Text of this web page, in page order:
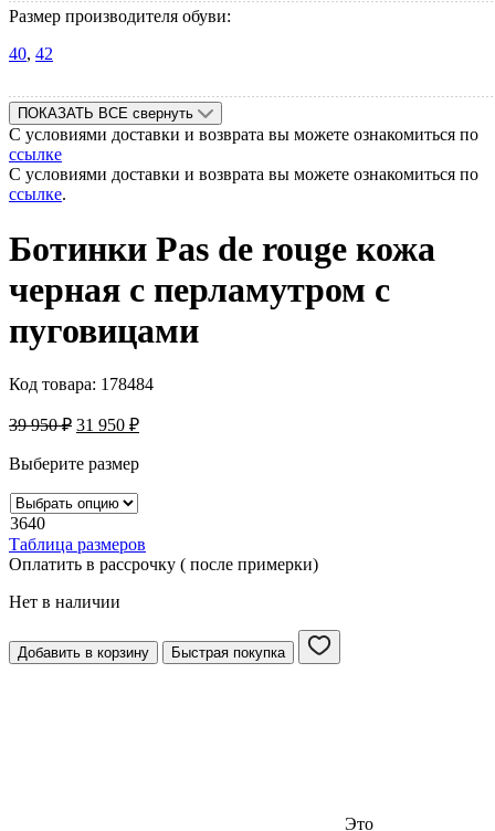
Размер производителя обуви:
40, 42
ПОКАЗАТЬ ВСЕ свернуть
С условиями доставки и возврата вы можете ознакомиться по
ссылке
С условиями доставки и возврата вы можете ознакомиться по
ссылке.
Ботинки Pas de rouge кожа
черная с перламутром с
пуговицами
Код товара: 178484
39 950₽ 31 950 ₽
Выберите размер
3640
Таблица размеров
Оплатить в рассрочку ( после примерки)
Нет в наличии
Добавить в корзину Быстрая покупка
Это